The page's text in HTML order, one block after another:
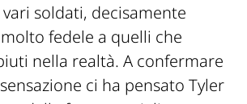
soldati, decisamente
fedele a quelli che
nella realtà. A confermare
ci ha pensato Tyler